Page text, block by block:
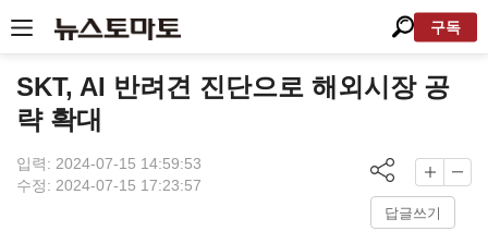
구독
SKT, AI 반려견 진단으로 해외시장 공
략 확대
입력: 2024-07-15 14:59:53
수정: 2024-07-15 17:23:57
답글쓰기